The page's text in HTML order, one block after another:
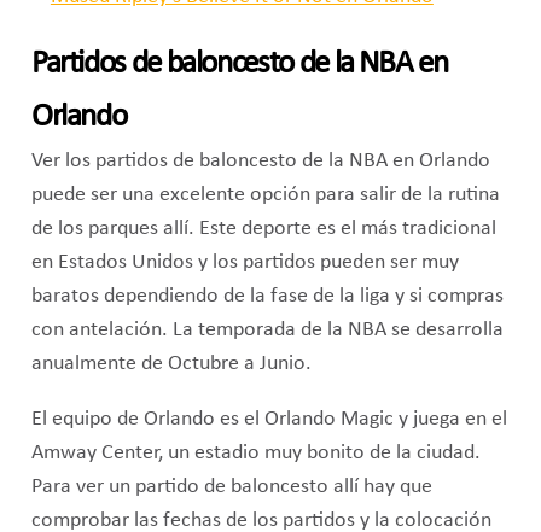
Partidos de baloncesto de la NBA en
Orlando
Ver los partidos de baloncesto de la NBA en Orlando
puede ser una excelente opción para salir de la rutina
de los parques allí. Este deporte es el más tradicional
en Estados Unidos y los partidos pueden ser muy
baratos dependiendo de la fase de la liga y si compras
con antelación. La temporada de la NBA se desarrolla
anualmente de Octubre a Junio.
El equipo de Orlando es el Orlando Magic y juega en el
Amway Center, un estadio muy bonito de la ciudad.
Para ver un partido de baloncesto allí hay que
comprobar las fechas de los partidos y la colocación